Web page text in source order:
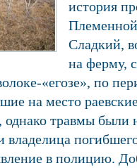
история
Сладкий,
на ферму,
«егозе», по
на место
однако травмы были
в полицию.